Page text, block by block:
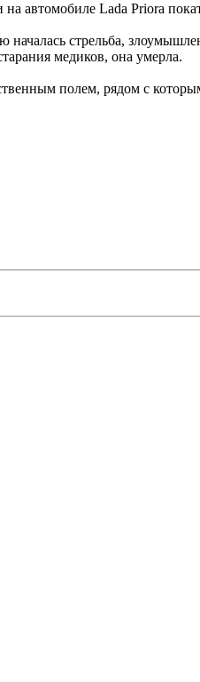
автомобиле Lada Priora
стрельба,
медиков, она умерла.
полем, рядом с